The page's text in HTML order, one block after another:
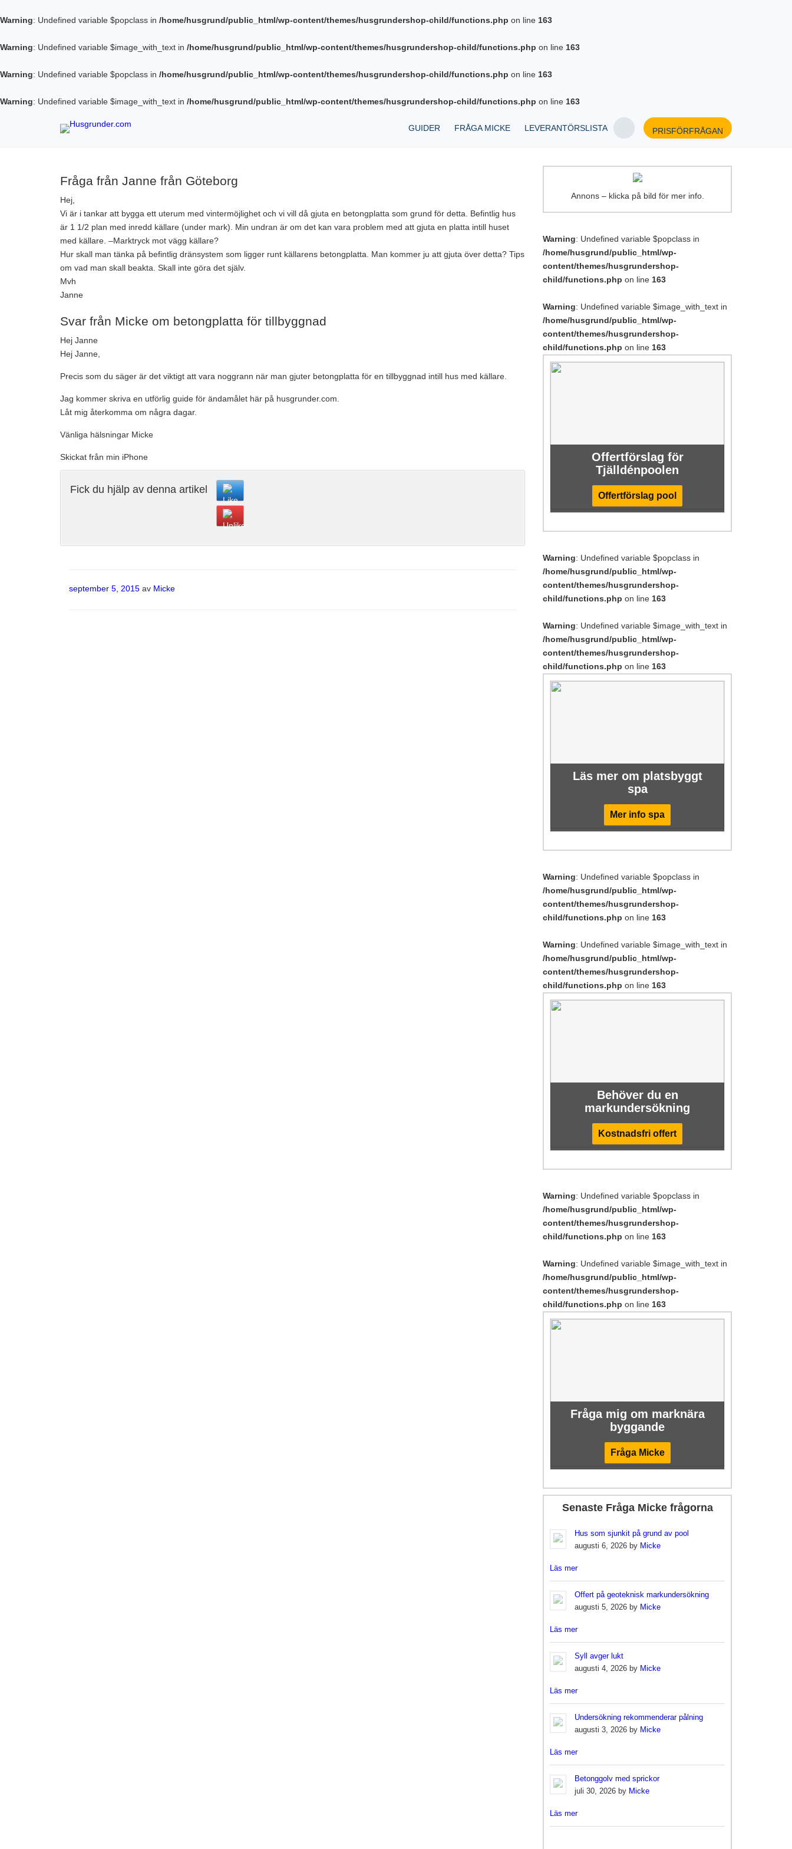
Warning: Undefined variable $popclass in /home/husgrund/public_html/wp-content/themes/husgrundershop-child/functions.php on line 163
Warning: Undefined variable $image_with_text in /home/husgrund/public_html/wp-content/themes/husgrundershop-child/functions.php on line 163
Warning: Undefined variable $popclass in /home/husgrund/public_html/wp-content/themes/husgrundershop-child/functions.php on line 163
Warning: Undefined variable $image_with_text in /home/husgrund/public_html/wp-content/themes/husgrundershop-child/functions.php on line 163
GUIDER FRÅGA MICKE LEVERANTÖRSLISTA PRISFÖRFRÅGAN
Fråga från Janne från Göteborg
Hej,
Vi är i tankar att bygga ett uterum med vintermöjlighet och vi vill då gjuta en betongplatta som grund för detta. Befintlig hus
är 1 1/2 plan med inredd källare (under mark). Min undran är om det kan vara problem med att gjuta en platta intill huset
med källare. –Marktryck mot vägg källare?
Hur skall man tänka på befintlig dränsystem som ligger runt källarens betongplatta. Man kommer ju att gjuta över detta? Tips
om vad man skall beakta. Skall inte göra det själv.
Mvh
Janne
Svar från Micke om betongplatta för tillbyggnad
Hej Janne
Hej Janne,
Precis som du säger är det viktigt att vara noggrann när man gjuter betongplatta för en tillbyggnad intill hus med källare.
Jag kommer skriva en utförlig guide för ändamålet här på husgrunder.com.
Låt mig återkomma om några dagar.
Vänliga hälsningar Micke
Skickat från min iPhone
Fick du hjälp av denna artikel
Publicerat
september 5, 2015 av Micke
Annons – klicka på bild för mer info.
Warning: Undefined variable $popclass in
/home/husgrund/public_html/wp-
content/themes/husgrundershop-
child/functions.php on line 163
Warning: Undefined variable $image_with_text in
/home/husgrund/public_html/wp-
content/themes/husgrundershop-
child/functions.php on line 163
Offertförslag för
Tjälldénpoolen
Offertförslag pool
Warning: Undefined variable $popclass in
/home/husgrund/public_html/wp-
content/themes/husgrundershop-
child/functions.php on line 163
Warning: Undefined variable $image_with_text in
/home/husgrund/public_html/wp-
content/themes/husgrundershop-
child/functions.php on line 163
Läs mer om platsbyggt
spa
Mer info spa
Warning: Undefined variable $popclass in
/home/husgrund/public_html/wp-
content/themes/husgrundershop-
child/functions.php on line 163
Warning: Undefined variable $image_with_text in
/home/husgrund/public_html/wp-
content/themes/husgrundershop-
child/functions.php on line 163
Behöver du en
markundersökning
Kostnadsfri offert
Warning: Undefined variable $popclass in
/home/husgrund/public_html/wp-
content/themes/husgrundershop-
child/functions.php on line 163
Warning: Undefined variable $image_with_text in
/home/husgrund/public_html/wp-
content/themes/husgrundershop-
child/functions.php on line 163
Fråga mig om marknära
byggande
Fråga Micke
Senaste Fråga Micke frågorna
Hus som sjunkit på grund av pool
augusti 6, 2026 by Micke
Läs mer
Offert på geoteknisk markundersökning
augusti 5, 2026 by Micke
Läs mer
Syll avger lukt
augusti 4, 2026 by Micke
Läs mer
Undersökning rekommenderar pålning
augusti 3, 2026 by Micke
Läs mer
Betonggolv med sprickor
juli 30, 2026 by Micke
Läs mer